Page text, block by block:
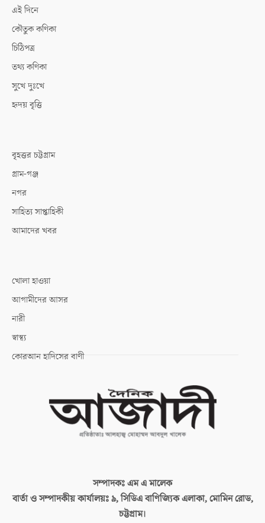
এই দিনে
কৌতুক কণিকা
চিঠিপত্র
তথ্য কণিকা
সুখে দুঃখে
হৃদয় বৃত্তি
বৃহত্তর চট্টগ্রাম
গ্রাম-গঞ্জ
নগর
সাহিত্য সাপ্তাহিকী
আমাদের খবর
খোলা হাওয়া
আগামীদের আসর
নারী
স্বাস্থ্য
কোরআন হাদিসের বাণী
সম্পাদকঃএম এ মালেক
বার্তা ও সম্পাদকীয় কার্যালয়ঃ৯, সিডিএ বাণিজ্যিক এলাকা, মোমিন রোড,
চট্টগ্রাম।